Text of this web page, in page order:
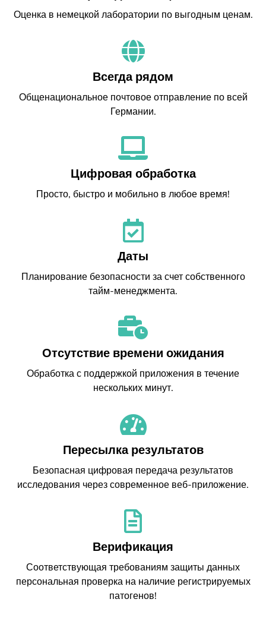
Оценка в немецкой лаборатории по выгодным ценам.
Всегда рядом
Общенациональное почтовое отправление по всей
Германии.
Цифровая обработка
Просто, быстро и мобильно в любое время!
Даты
Планирование безопасности за счет собственного
тайм-менеджмента.
Отсутствие времени ожидания
Обработка с поддержкой приложения в течение
нескольких минут.
Пересылка результатов
Безопасная цифровая передача результатов
исследования через современное веб-приложение.
Верификация
Соответствующая требованиям защиты данных
персональная проверка на наличие регистрируемых
патогенов!